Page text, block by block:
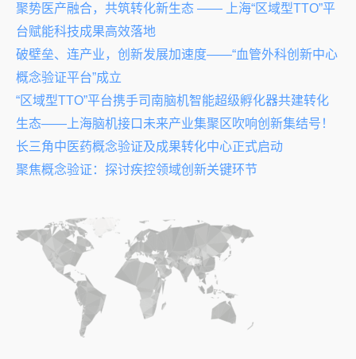
聚势医产融合，共筑转化新生态 —— 上海“区域型TTO”平
台赋能科技成果高效落地
破壁垒、连产业，创新发展加速度——“血管外科创新中心
概念验证平台”成立
“区域型TTO”平台携手司南脑机智能超级孵化器共建转化
生态——上海脑机接口未来产业集聚区吹响创新集结号！
长三角中医药概念验证及成果转化中心正式启动
聚焦概念验证：探讨疾控领域创新关键环节